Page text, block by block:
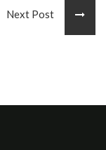
Next Post